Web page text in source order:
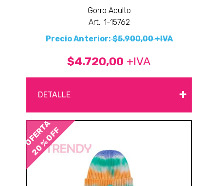
Gorro Adulto
Art.: 1-15762
Precio Anterior:$5.900,00 +IVA
$4.720,00 +IVA
DETALLE +
OFERTA
20 % OFF